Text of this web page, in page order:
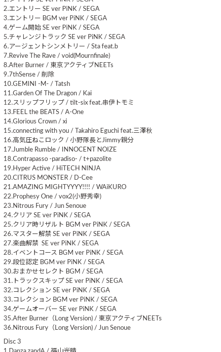
2.エントリー SE ver PiNK / SEGA
3.エントリー BGM ver PiNK / SEGA
4.ゲーム開始 SE ver PiNK / SEGA
5.チャレンジトラック SE ver PiNK / SEGA
6.アージェントシンメトリー / Sta feat.b
7.Revive The Rave / void(Mournfinale)
8.After Burner / 東京アクティブNEETs
9.7thSense / 削除
10.GEMINI -M- / Tatsh
11.Garden Of The Dragon / Kai
12.スリップフリップ / tilt-six feat.串伊トモミ
13.FEEL the BEATS / A-One
14.Glorious Crown / xi
15.connecting with you / Takahiro Eguchi feat.三澤秋
16.高気圧ねこロック / 小野隊長とJimmy親分
17.Jumble Rumble / INNOCENT NOIZE
18.Contrapasso -paradiso- / t+pazolite
19.Hyper Active / HiTECH NINJA
20.CITRUS MONSTER / D-Cee
21.AMAZING MIGHTYYYY!!!! / WAiKURO
22.Prophesy One / vox2(小野秀幸)
23.Nitrous Fury / Jun Senoue
24.クリア SE ver PiNK / SEGA
25.クリア時リザルト BGM ver PiNK / SEGA
26.マスター解禁 SE ver PiNK / SEGA
27.楽曲解禁 SE ver PiNK / SEGA
28.イベントコース BGM ver PiNK / SEGA
29.段位認定 BGM ver PiNK / SEGA
30.おまかせセレクト BGM / SEGA
31.トラックスキップ SE ver PiNK / SEGA
32.コレクション SE ver PiNK / SEGA
33.コレクション BGM ver PiNK / SEGA
34.ゲームオーバー SE ver PiNK / SEGA
35.After Burner（Long Version) / 東京アクティブNEETs
36.Nitrous Fury（Long Version) / Jun Senoue
Disc 3